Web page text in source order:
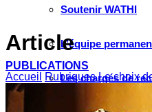
PUBLICATIONS
Soutenir WATHI
L’équipe
Les chargés de
Article
Accueil Rubriques Le choix